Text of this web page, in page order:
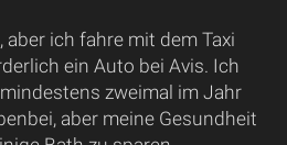
ich fahre mit dem Taxi
ein Auto bei Avis. Ich
zweimal im Jahr
aber meine Gesundheit